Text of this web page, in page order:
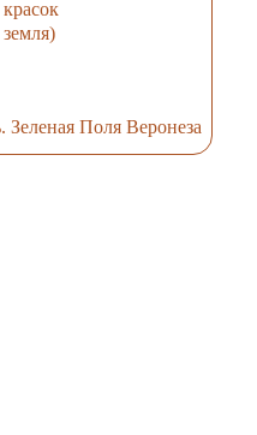
Зеленая Поля Веронеза